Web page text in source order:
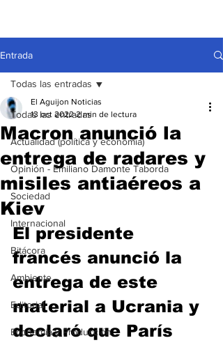
Entrada
Todas las entradas
Actualidad (política y economía)
Opinión - Emiliano Damonte Taborda
Sociedad
Internacional
Bitácora
Ambiente
Editorial
Economía y Producción
Todas las entradas
Macron anunció la
entrega de radares y
misiles antiaéreos a
Kiev
El Aguijon Noticias
13 oct 2022 2 min de lectura
El presidente
francés anunció la
entrega de este
material a Ucrania y
declaró que París